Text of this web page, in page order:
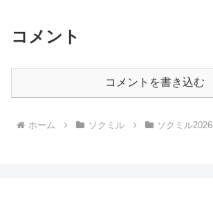
コメント
コメントを書き込む
ホーム ソクミル ソクミル2026